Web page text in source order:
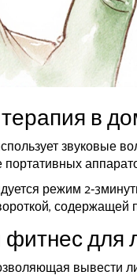
в
звуковые
режим
содержащей
для
вывести